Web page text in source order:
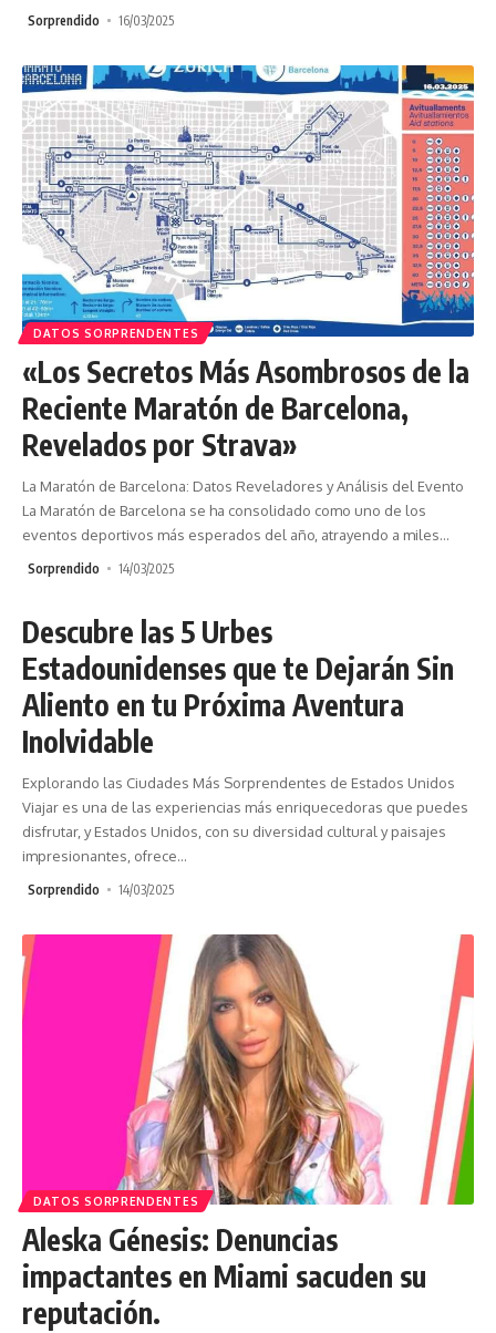
Sorprendido 16/03/2025
DATOS SORPRENDENTES
«Los Secretos Más Asombrosos de la
Reciente Maratón de Barcelona,
Revelados por Strava»
La Maratón de Barcelona: Datos Reveladores y Análisis del Evento
La Maratón de Barcelona se ha consolidado como uno de los
eventos deportivos más esperados del año, atrayendo a miles…
Sorprendido 14/03/2025
Descubre las 5 Urbes
Estadounidenses que te Dejarán Sin
Aliento en tu Próxima Aventura
Inolvidable
Explorando las Ciudades Más Sorprendentes de Estados Unidos
Viajar es una de las experiencias más enriquecedoras que puedes
disfrutar, y Estados Unidos, con su diversidad cultural y paisajes
impresionantes, ofrece…
Sorprendido 14/03/2025
DATOS SORPRENDENTES
Aleska Génesis: Denuncias
impactantes en Miami sacuden su
reputación.